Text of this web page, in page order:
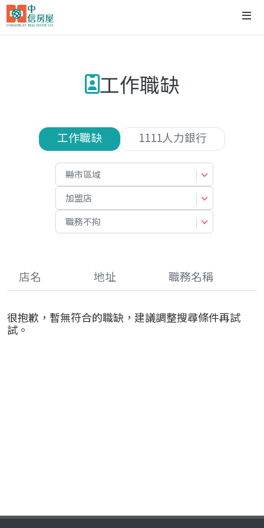
工作職缺
工作職缺 1111人力銀行
縣市區域
加盟店
職務不拘
店名 地址 職務名稱